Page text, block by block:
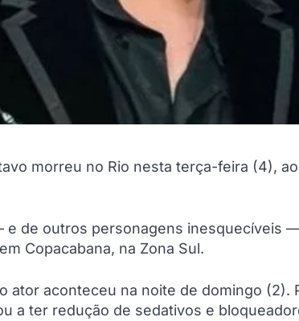
morreu no Rio nesta terça-feira (4),
e de outros personagens inesquecíveis
Copacabana, na Zona Sul.
ator aconteceu na noite de domingo (2).
a ter redução de sedativos e